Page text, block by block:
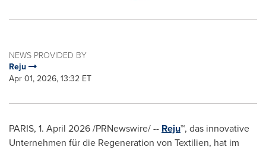
NEWS PROVIDED BY
Reju
Apr 01, 2026, 13:32 ET
PARIS, 1. April 2026/PRNewswire/ -- Reju™, das innovative
Unternehmen für die Regeneration von Textilien, hat im